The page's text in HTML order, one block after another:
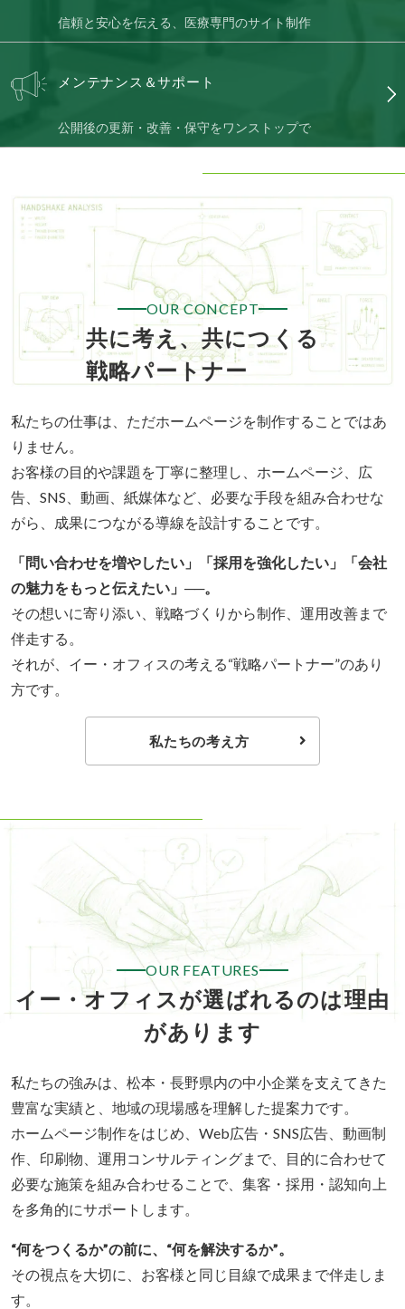
信頼と安心を伝える、医療専門のサイト制作
メンテナンス＆サポート
公開後の更新・改善・保守をワンストップで
共に考え、共につくる
戦略パートナー
OUR CONCEPT
私たちの仕事は、ただホームページを制作することではあ
りません。
お客様の目的や課題を丁寧に整理し、ホームページ、広
告、SNS、動画、紙媒体など、必要な手段を組み合わせな
がら、成果につながる導線を設計することです。
「問い合わせを増やしたい」「採用を強化したい」「会社
の魅力をもっと伝えたい」──。
その想いに寄り添い、戦略づくりから制作、運用改善まで
伴走する。
それが、イー・オフィスの考える“戦略パートナー”のあり
方です。
私たちの考え方
イー・オフィスが選ばれるのは理由
があります
OUR FEATURES
私たちの強みは、松本・長野県内の中小企業を支えてきた
豊富な実績と、地域の現場感を理解した提案力です。
ホームページ制作をはじめ、Web広告・SNS広告、動画制
作、印刷物、運用コンサルティングまで、目的に合わせて
必要な施策を組み合わせることで、集客・採用・認知向上
を多角的にサポートします。
“何をつくるか”の前に、“何を解決するか”。
その視点を大切に、お客様と同じ目線で成果まで伴走しま
す。